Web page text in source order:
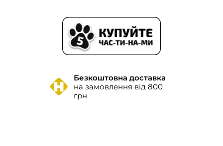
Безкоштовна доставка
на замовлення від 800
грн